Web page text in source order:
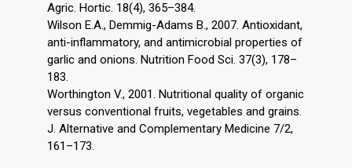
Agric. Hortic. 18(4), 365–384.
Wilson E.A., Demmig-Adams B., 2007. Antioxidant,
anti-inflammatory, and antimicrobial properties of
garlic and onions. Nutrition Food Sci. 37(3), 178–
183.
Worthington V., 2001. Nutritional quality of organic
versus conventional fruits, vegetables and grains.
J. Alternative and Complementary Medicine 7/2,
161–173.